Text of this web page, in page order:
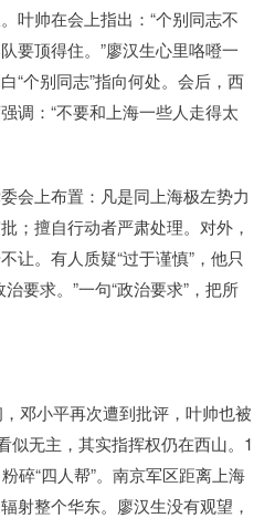
叶帅在会上指出：“个别同志不
要顶得住。”廖汉生心里咯噔一
“个别同志”指向何处。会后，西
调：“不要和上海一些人走得太
会上布置：凡是同上海极左势力
；擅自行动者严肃处理。对外，
让。有人质疑“过于谨慎”，他只
要求。”一句“政治要求”，把所
邓小平再次遭到批评，叶帅也被
似无主，其实指挥权仍在西山。1
碎“四人帮”。南京军区距离上海
射整个华东。廖汉生没有观望，